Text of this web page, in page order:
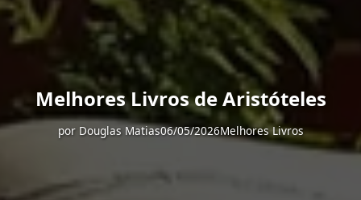
Melhores Livros de Aristóteles
por Douglas Matias06/05/2026Melhores Livros